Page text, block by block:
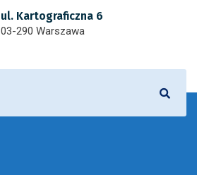
ul. Kartograficzna 6
03-290 Warszawa